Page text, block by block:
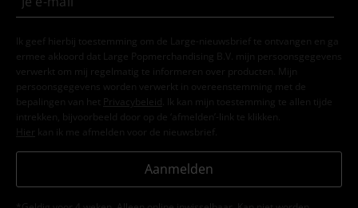
Ik geef hierbij toestemming om de Large-nieuwsbrief te ontvangen en ga
ermee akkoord dat Large Popmerchandising B.V. mijn persoonsgegevens
verwerkt om mij regelmatig te informeren over producten. Mijn
persoonsgegevens worden verwerkt in overeenstemming met de
bepalingen van het
Privacybeleid . Ik kan mijn toestemming te allen tijde
intrekken, bijvoorbeeld door op de ‘afmelden’-link te klikken.
Hier kan ik me afmelden voor de nieuwsbrief.
Aanmelden